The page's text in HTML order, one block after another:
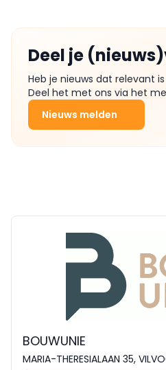
Deel je
Heb je nieuws dat relevant
Deel het met ons via het
Nieuws melden
BOUWUNIE
MARIA-THERESIALAAN 35,